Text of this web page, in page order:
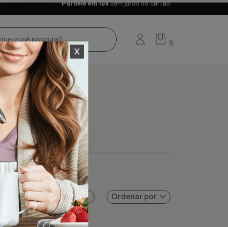
Parcele em 10xsem juros no cartão
0
Filtros Ordenar por